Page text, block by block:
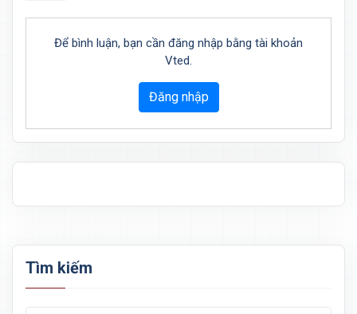
Để bình luận, bạn cần đăng nhập bằng tài khoản
Vted.
Đăng nhập
Tìm kiếm